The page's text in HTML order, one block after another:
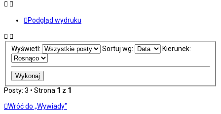
Podgląd wydruku
Wyświetl: Sortuj wg: Kierunek:
Posty: 3 • Strona 1 z 1
Wróć do „Wywiady”